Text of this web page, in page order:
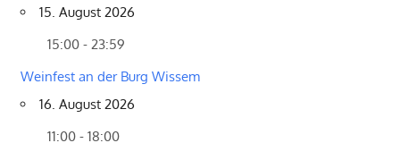
15. August 2026
15:00 - 23:59
Weinfest an der Burg Wissem
16. August 2026
11:00 - 18:00